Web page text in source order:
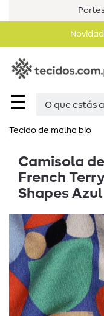
☰
Tecido de malha bio
Camisola
French
Shapes Azul